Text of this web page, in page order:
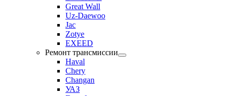
Great Wall
Uz-Daewoo
Jac
Zotye
EXEED
Ремонт трансмиссии
Haval
Chery
Changan
УАЗ